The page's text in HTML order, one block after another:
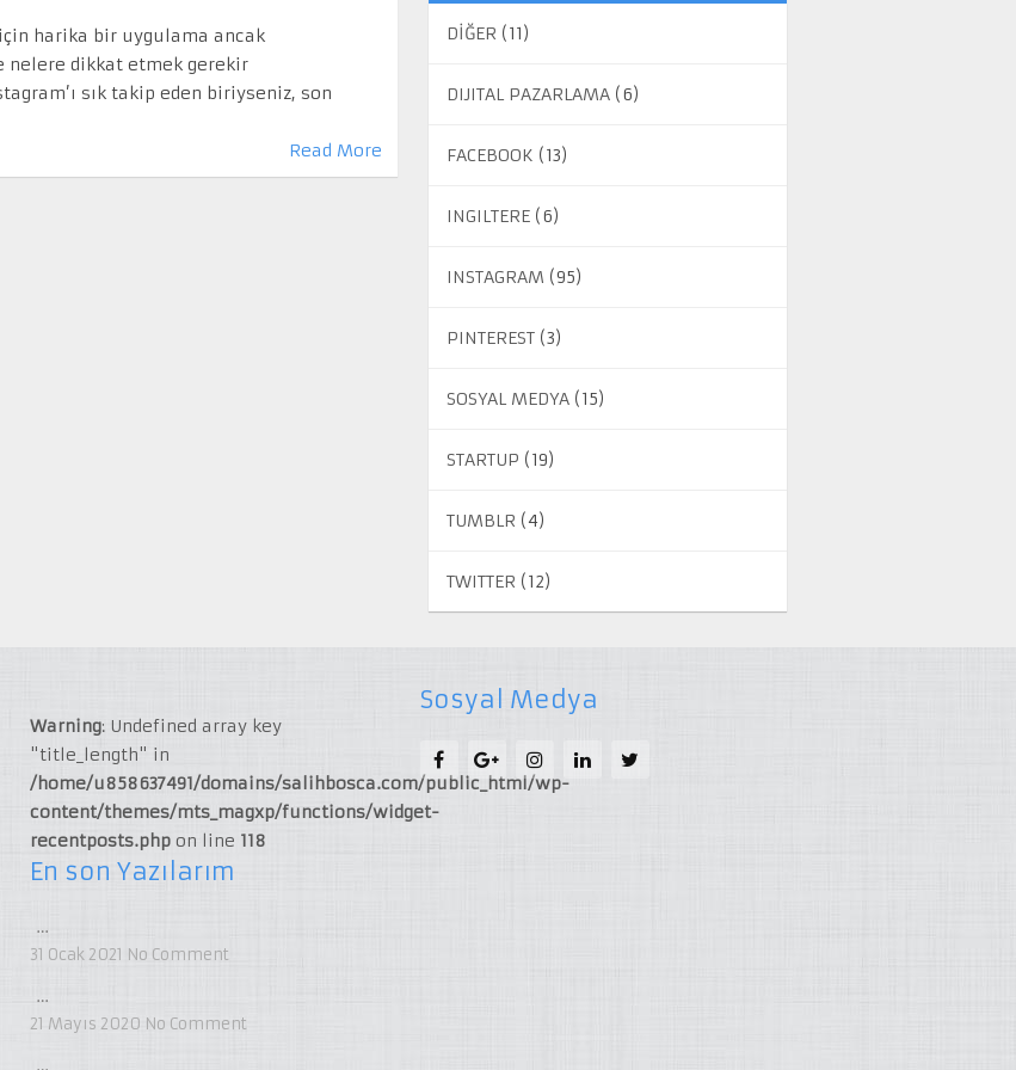
harika bir uygulama ancak
nelere dikkat etmek gerekir
sık takip eden biriyseniz, son
Read More
DİĞER (11)
DIJITAL PAZARLAMA (6)
FACEBOOK (13)
INGILTERE (6)
INSTAGRAM (95)
PINTEREST (3)
SOSYAL MEDYA (15)
STARTUP (19)
TUMBLR (4)
TWITTER (12)
Warning: Undefined array key
"title_length" in
/home/u858637491/domains/salihbosca.com/public_html/wp-
content/themes/mts_magxp/functions/widget-
recentposts.php on line 118
En son Yazılarım
…
31 Ocak 2021 No Comment
…
21 Mayıs 2020 No Comment
…
Sosyal Medya